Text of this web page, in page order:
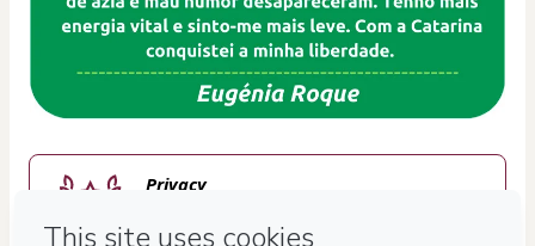
Privacy